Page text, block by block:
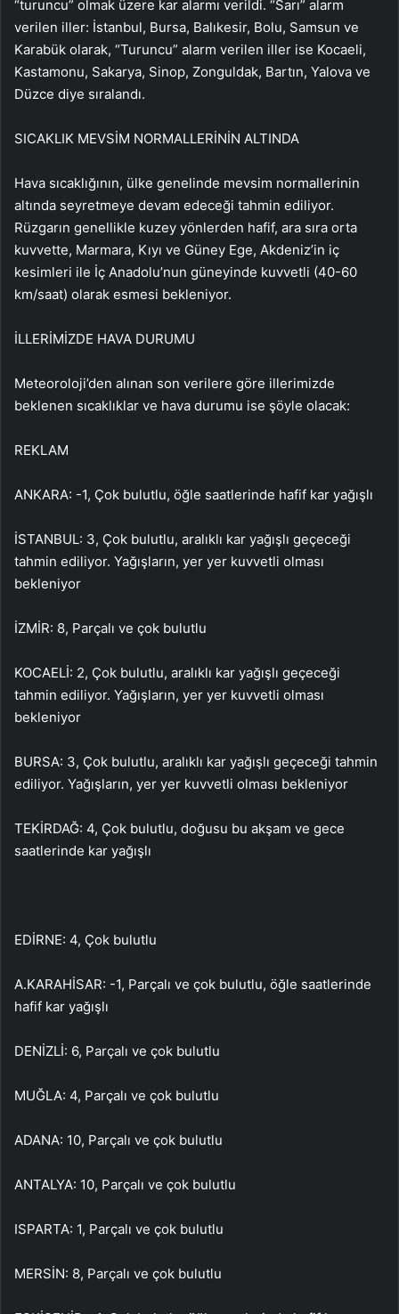
“turuncu” olmak üzere kar alarmı verildi. “Sarı” alarm
verilen iller: İstanbul, Bursa, Balıkesir, Bolu, Samsun ve
Karabük olarak, “Turuncu” alarm verilen iller ise Kocaeli,
Kastamonu, Sakarya, Sinop, Zonguldak, Bartın, Yalova ve
Düzce diye sıralandı.
SICAKLIK MEVSİM NORMALLERİNİN ALTINDA
Hava sıcaklığının, ülke genelinde mevsim normallerinin
altında seyretmeye devam edeceği tahmin ediliyor.
Rüzgarın genellikle kuzey yönlerden hafif, ara sıra orta
kuvvette, Marmara, Kıyı ve Güney Ege, Akdeniz’in iç
kesimleri ile İç Anadolu’nun güneyinde kuvvetli (40-60
km/saat) olarak esmesi bekleniyor.
İLLERİMİZDE HAVA DURUMU
Meteoroloji’den alınan son verilere göre illerimizde
beklenen sıcaklıklar ve hava durumu ise şöyle olacak:
REKLAM
ANKARA: -1, Çok bulutlu, öğle saatlerinde hafif kar yağışlı
İSTANBUL: 3, Çok bulutlu, aralıklı kar yağışlı geçeceği
tahmin ediliyor. Yağışların, yer yer kuvvetli olması
bekleniyor
İZMİR: 8, Parçalı ve çok bulutlu
KOCAELİ: 2, Çok bulutlu, aralıklı kar yağışlı geçeceği
tahmin ediliyor. Yağışların, yer yer kuvvetli olması
bekleniyor
BURSA: 3, Çok bulutlu, aralıklı kar yağışlı geçeceği tahmin
ediliyor. Yağışların, yer yer kuvvetli olması bekleniyor
TEKİRDAĞ: 4, Çok bulutlu, doğusu bu akşam ve gece
saatlerinde kar yağışlı
EDİRNE: 4, Çok bulutlu
A.KARAHİSAR: -1, Parçalı ve çok bulutlu, öğle saatlerinde
hafif kar yağışlı
DENİZLİ: 6, Parçalı ve çok bulutlu
MUĞLA: 4, Parçalı ve çok bulutlu
ADANA: 10, Parçalı ve çok bulutlu
ANTALYA: 10, Parçalı ve çok bulutlu
ISPARTA: 1, Parçalı ve çok bulutlu
MERSİN: 8, Parçalı ve çok bulutlu